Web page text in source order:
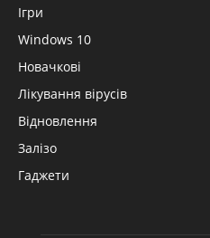
Ігри
Windows 10
Новачкові
Лікування вірусів
Відновлення
Залізо
Гаджети